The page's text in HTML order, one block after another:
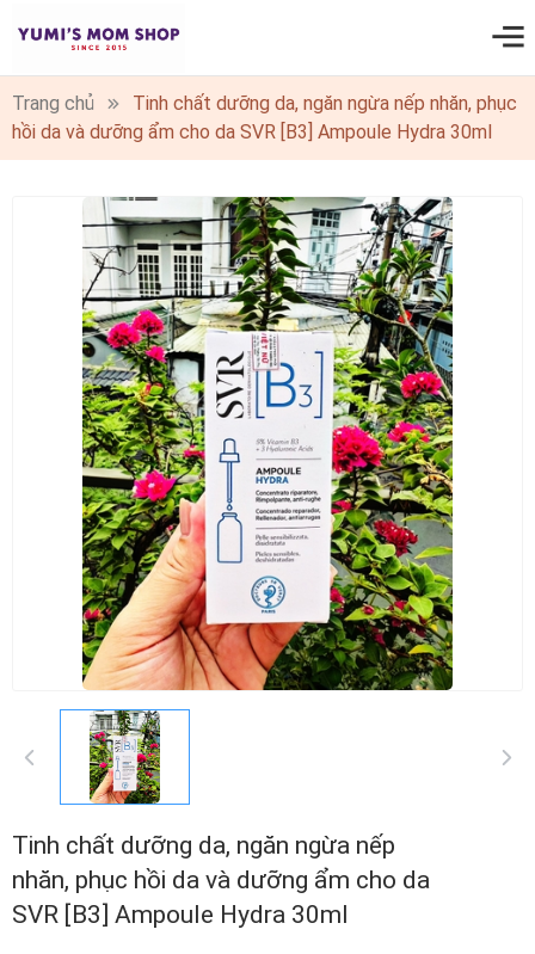
0
Trang chủ
Tinh chất dưỡng da, ngăn ngừa nếp nhăn, phục
hồi da và dưỡng ẩm cho da SVR [B3] Ampoule Hydra 30ml
Tinh chất dưỡng da, ngăn ngừa nếp
nhăn, phục hồi da và dưỡng ẩm cho da
SVR [B3] Ampoule Hydra 30ml